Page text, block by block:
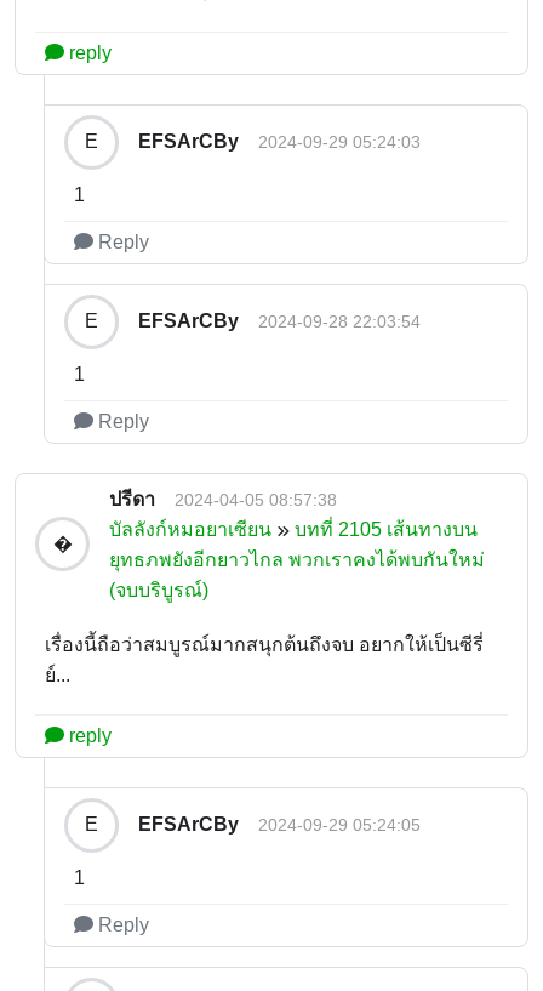
reply
E EFSArCBy 2024-09-29 05:24:03
1
Reply
E EFSArCBy 2024-09-28 22:03:54
1
Reply
�
ปรีดา 2024-04-05 08:57:38
บัลลังก์หมอยาเซียน
บทที่ 2105 เส้นทางบน
ยุทธภพยังอีกยาวไกล พวกเราคงได้พบกันใหม่
(จบบริบูรณ์)
เรื่องนี้ถือว่าสมบูรณ์มากสนุกต้นถึงจบ อยากให้เป็นซีรี่
ย์...
reply
E EFSArCBy 2024-09-29 05:24:05
1
Reply